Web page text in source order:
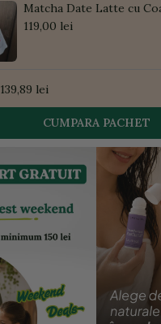
Matcha Date Latte cu
Pudră de Curmale și
119,00 lei
139,89 lei
CUMPARA PACHET